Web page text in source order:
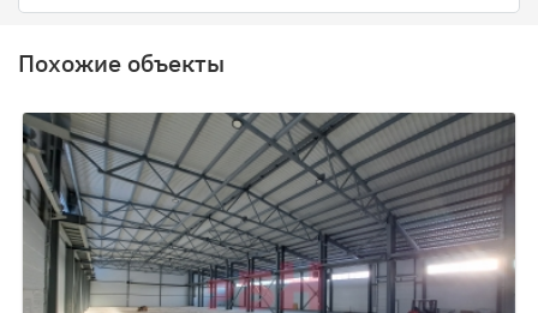
Похожие объекты